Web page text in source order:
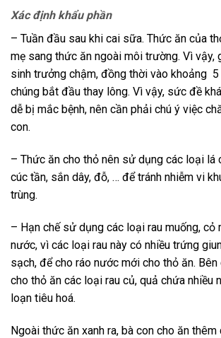
Xác định khẩu phần
– Tuần đầu sau khi cai sữa. Thức ăn của
mẹ sang thức ăn ngoài môi trường. Vì vậy,
sinh trưởng chậm, đồng thời vào khoảng
chúng bắt đầu thay lông. Vì vậy, sức đề
dễ bị mắc bệnh, nên cần phải chú ý việc
con.
– Thức ăn cho thỏ nên sử dụng các loại lá
cúc tần, sắn dây, đỗ, … để tránh nhiễm vi
trùng.
– Hạn chế sử dụng các loại rau muống, cỏ
nước, vì các loại rau này có nhiều trứng
sạch, để cho ráo nước mới cho thỏ ăn.
cho thỏ ăn các loại rau củ, quả chứa nhiều
loạn tiêu hoá.
Ngoài thức ăn xanh ra, bà con cho ăn